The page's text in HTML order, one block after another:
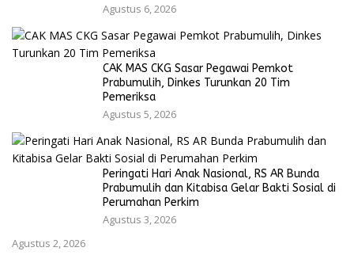
Agustus 6, 2026
CAK MAS CKG Sasar Pegawai Pemkot
Prabumulih, Dinkes Turunkan 20 Tim
Pemeriksa
Agustus 5, 2026
Peringati Hari Anak Nasional, RS AR Bunda
Prabumulih dan Kitabisa Gelar Bakti Sosial di
Perumahan Perkim
Agustus 3, 2026
Agustus 2, 2026